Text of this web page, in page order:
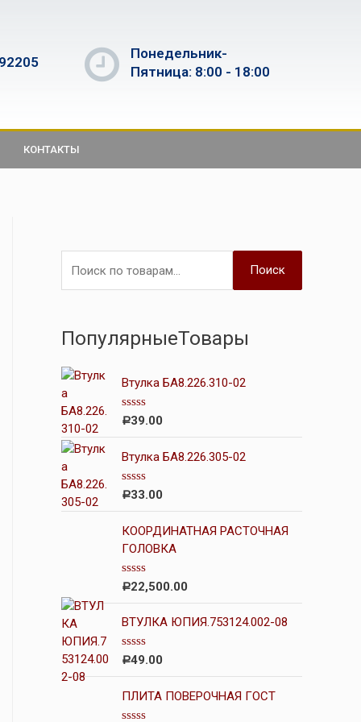
Понедельник-
Пятница: 8:00 - 18:00
КОНТАКТЫ
Поиск
ПопулярныеТовары
Втулка БА8.226.310-02
О
н
а
0
з
5
Р39.00
Втулка БА8.226.305-02
О
н
к
а
0
з
5
Р33.00
КООРДИНАТНАЯ РАСТОЧНАЯ
ГОЛОВКА
О
н
а
0
5
Р22,500.00
ВТУЛКА ЮПИЯ.753124.002-08
О
н
Р49.00
ПЛИТА ПОВЕРОЧНАЯ ГОСТ